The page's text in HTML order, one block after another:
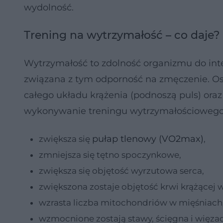
wydolność.
Trening na wytrzymałość – co daje?
Wytrzymałość to zdolność organizmu do
związana z tym odporność na zmęczenie.
całego układu krążenia (podnoszą puls)
wykonywanie treningu
zwiększa się pułap tlenowy (VO2max),
zmniejsza się tętno spoczynkowe,
zwiększa się objętość wyrzutowa serca,
zwiększona zostaje objętość krwi krążącej
wzrasta liczba mitochondriów w
wzmocnione zostają stawy, ścięgna i